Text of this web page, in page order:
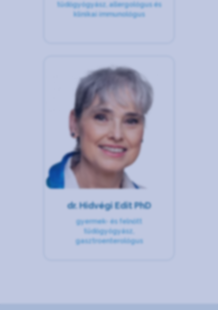
tüdőgyógyász, allergológus és
klinikai immunológus
dr. Hidvégi Edit PhD
gyermek- és felnőtt
tüdőgyógyász,
gasztroenterológus